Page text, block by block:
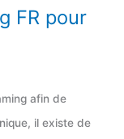
FR pour
afin de
il existe de